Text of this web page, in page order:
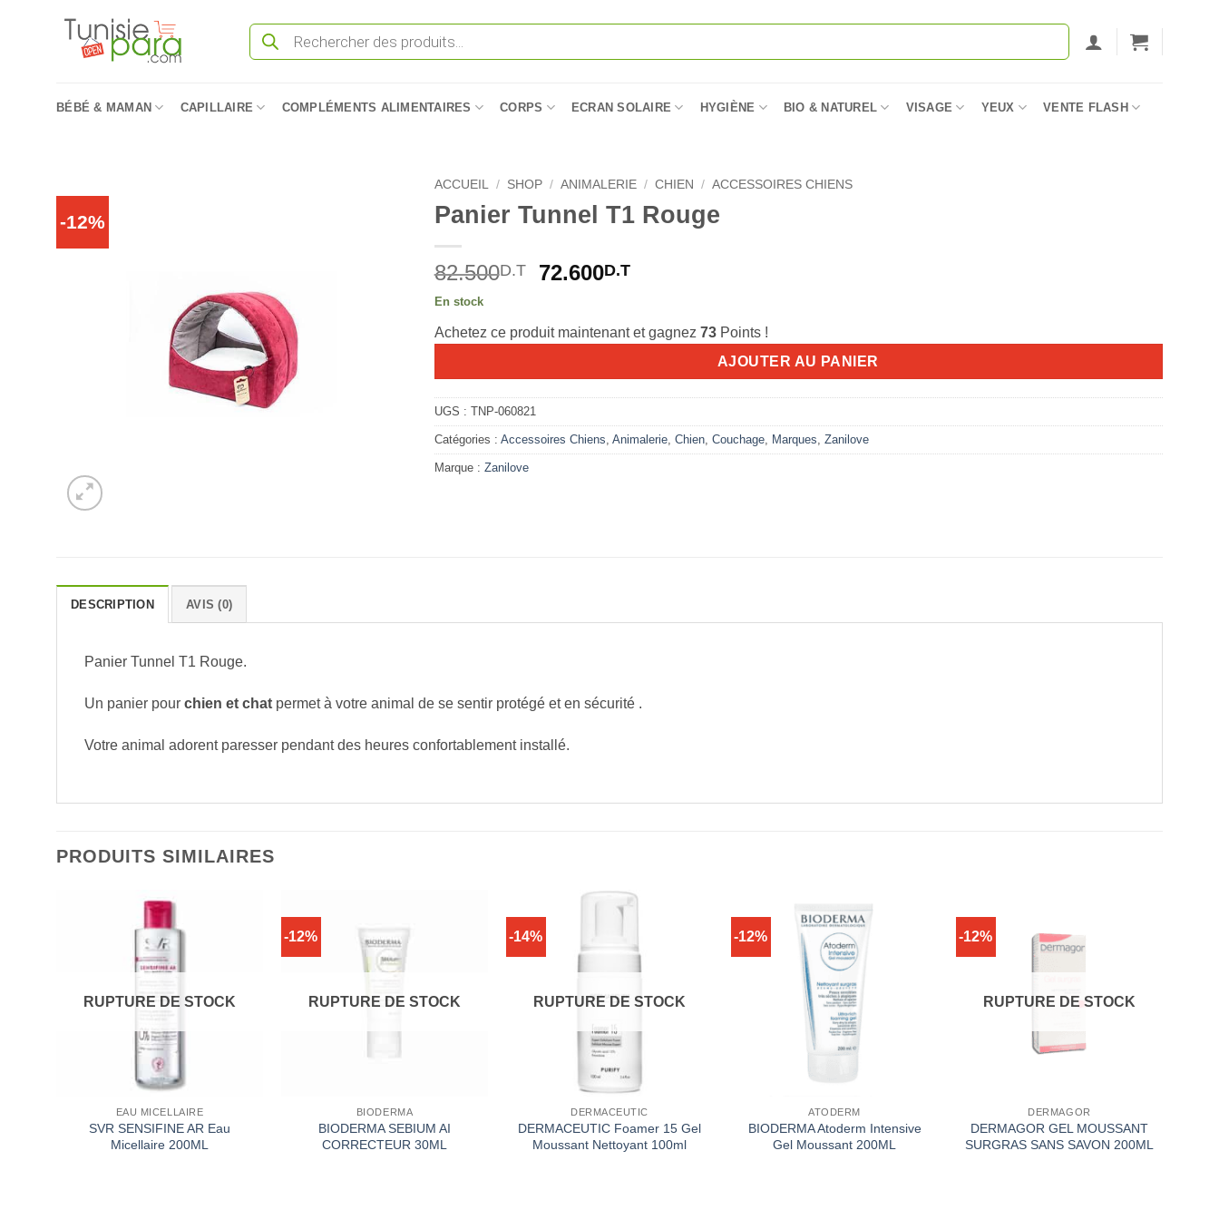
Recherche
produits
BÉBÉ & MAMAN CAPILLAIRE COMPLÉMENTS ALIMENTAIRES CORPS ECRAN SOLAIRE HYGIÈNE BIO & NATUREL VISAGE YEUX VENTE FLASH
-12%
ACCUEIL / SHOP / ANIMALERIE / CHIEN / ACCESSOIRES CHIENS
Panier Tunnel T1 Rouge
82.500D.T
Le
était :
72.600D.TLe
est :
72.600D.T.
En stock
Achetez ce produit maintenant et gagnez 73Points !
AJOUTER AU PANIER
UGS : TNP-060821
Catégories : Accessoires Chiens, Animalerie, Chien, Couchage, Marques, Zanilove
Marque : Zanilove
DESCRIPTION AVIS (0)
Panier Tunnel T1 Rouge.
Un panier pour chien et chat permet à votre animal de se sentir protégé et en sécurité .
Votre animal adorent paresser pendant des heures confortablement installé.
PRODUITS SIMILAIRES
RUPTURE DE STOCK
EAU MICELLAIRE
SVR SENSIFINE AR Eau
Micellaire 200ML
-12%
RUPTURE DE STOCK
BIODERMA
BIODERMA SEBIUM AI
CORRECTEUR 30ML
-14%
RUPTURE DE STOCK
DERMACEUTIC
DERMACEUTIC Foamer 15 Gel
Moussant Nettoyant 100ml
-12%
ATODERM
BIODERMA Atoderm Intensive
Gel Moussant 200ML
-12%
RUPTURE DE STOCK
DERMAGOR
DERMAGOR GEL MOUSSANT
SURGRAS SANS SAVON 200ML